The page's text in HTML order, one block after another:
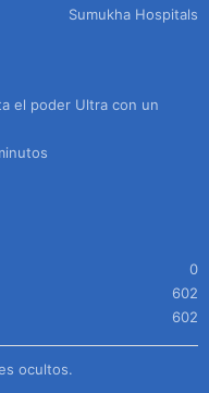
Sumukha Hospitals
el poder Ultra con un
0
602
602
ocultos.